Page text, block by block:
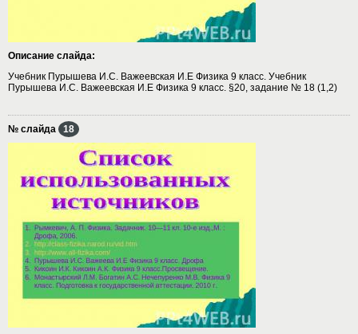
Описание слайда:
Учебник Пурышева И.С. Важеевская И.Е Физика 9 класс. Учебник
Пурышева И.С. Важеевская И.Е Физика 9 класс. §20, задание № 18 (1,2)
№ слайда 18